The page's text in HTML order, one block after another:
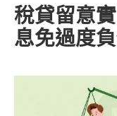
稅貸留意
息免過度